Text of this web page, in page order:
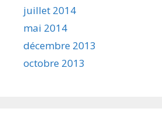
juillet 2014
mai 2014
décembre 2013
octobre 2013